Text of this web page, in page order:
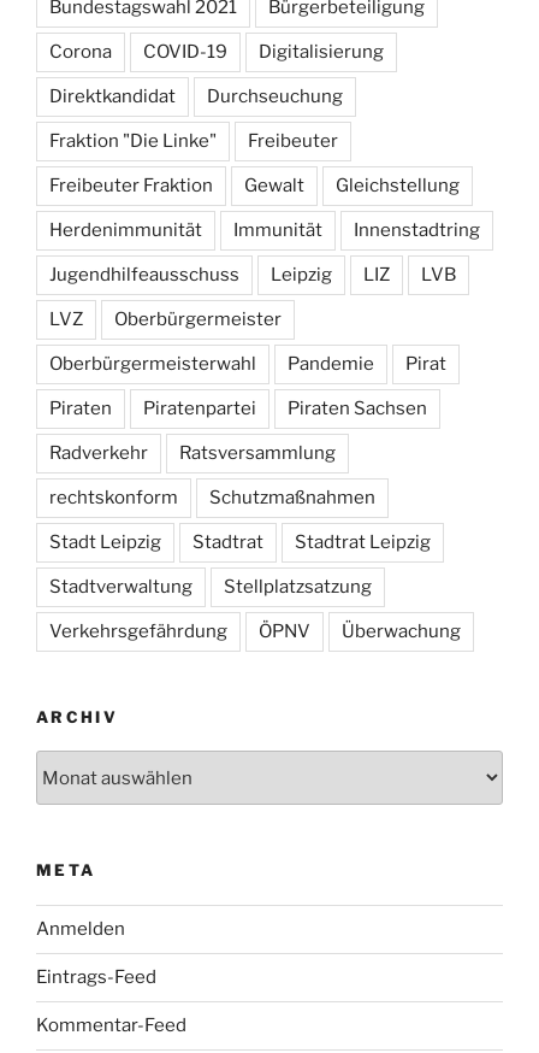
Bundestagswahl 2021 Bürgerbeteiligung
Corona COVID-19 Digitalisierung
Direktkandidat Durchseuchung
Fraktion "Die Linke" Freibeuter
Freibeuter Fraktion Gewalt Gleichstellung
Herdenimmunität Immunität Innenstadtring
Jugendhilfeausschuss Leipzig LIZ LVB
LVZ Oberbürgermeister
Oberbürgermeisterwahl Pandemie Pirat
Piraten Piratenpartei Piraten Sachsen
Radverkehr Ratsversammlung
rechtskonform Schutzmaßnahmen
Stadt Leipzig Stadtrat Stadtrat Leipzig
Stadtverwaltung Stellplatzsatzung
Verkehrsgefährdung ÖPNV Überwachung
ARCHIV
META
Anmelden
Eintrags-Feed
Kommentar-Feed